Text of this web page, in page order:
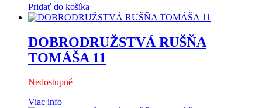
Pridať do košíka
DOBRODRUŽSTVÁ RUŠŇA
TOMÁŠA 11
Nedostupné
Viac info